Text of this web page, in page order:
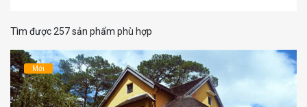
Tìm được 257 sản phẩm phù hợp
Mới